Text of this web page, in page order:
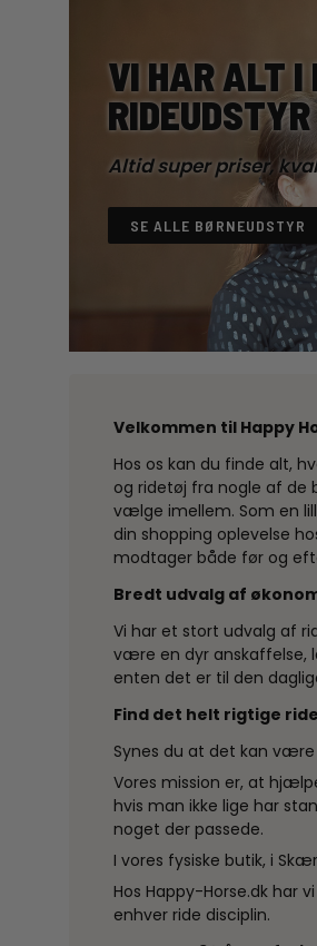
VI HAR ALT I
RIDEUDSTYR
Altid super priser,
SE ALLE BØRNEUDSTYR
Velkommen til Happy
Hos os kan du finde alt,
og ridetøj fra nogle af de
vælge imellem. Som en
din shopping oplevelse
modtager både før og
Bredt udvalg af
Vi har et stort udvalg af
være en dyr anskaffelse,
enten det er til den
Find det helt rigtige
Synes du at det kan
Vores mission er, at
hvis man ikke lige har
noget der passede.
I vores fysiske butik, i
Hos Happy-Horse.dk har
enhver ride disciplin.